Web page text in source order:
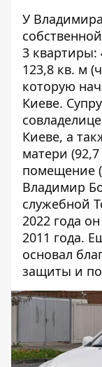
У
3 квартиры:
123,8 кв. м
которую
Киеве.
Киеве, а
матери
помещение
Владимир
служебной
2022 года
2011 года.
основал
защиты и